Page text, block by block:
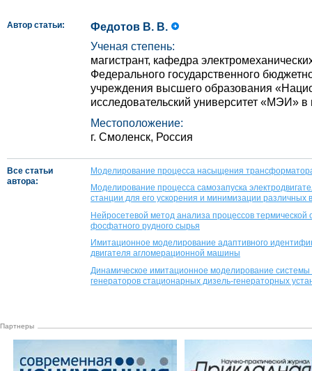
Автор статьи:
Федотов В. В.
Ученая степень:
магистрант, кафедра
Федерального государственного
учреждения высшего образования
исследовательский университет «МЭИ» в
Местоположение:
г. Смоленск, Россия
Все статьи
автора:
Моделирование процесса насыщения трансформатора
Моделирование процесса самозапуска
станции для его ускорения и минимизации различных
Нейросетевой метод анализа процессов термической
фосфатного рудного сырья
Имитационное моделирование адаптивного
двигателя агломерационной машины
Динамическое имитационное моделирование
генераторов стационарных дизель-генераторных
Партнеры